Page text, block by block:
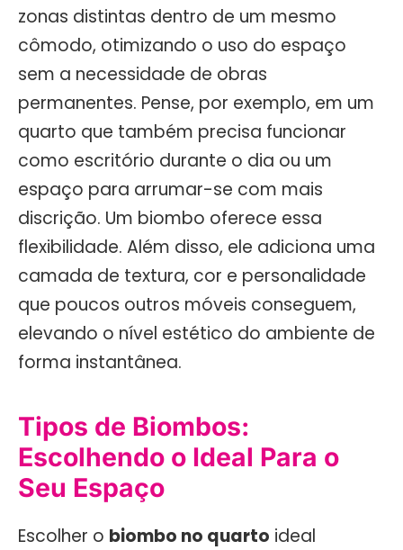
zonas distintas dentro de um mesmo
cômodo, otimizando o uso do espaço
sem a necessidade de obras
permanentes. Pense, por exemplo, em um
quarto que também precisa funcionar
como escritório durante o dia ou um
espaço para arrumar-se com mais
discrição. Um biombo oferece essa
flexibilidade. Além disso, ele adiciona uma
camada de textura, cor e personalidade
que poucos outros móveis conseguem,
elevando o nível estético do ambiente de
forma instantânea.
Tipos de Biombos:
Escolhendo o Ideal Para o
Seu Espaço
Escolher o biombo no quarto ideal